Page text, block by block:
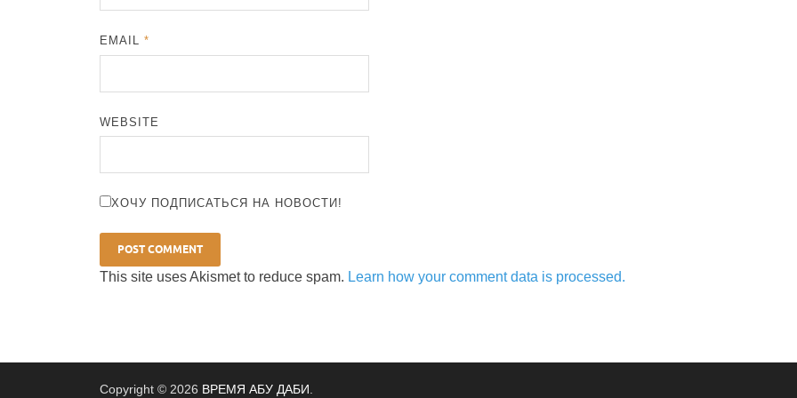
EMAIL*
WEBSITE
ХОЧУ ПОДПИСАТЬСЯ НА НОВОСТИ!
This site uses Akismet to reduce spam. Learn how your comment data is processed.
Copyright © 2026 ВРЕМЯ АБУ ДАБИ